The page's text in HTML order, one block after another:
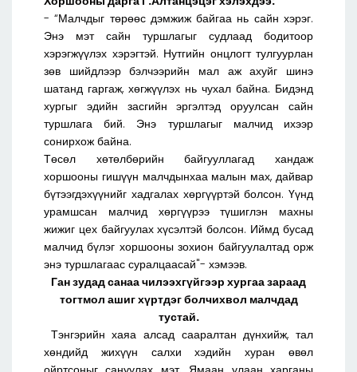
- “Малчдыг төрөөс дэмжиж байгаа нь сайн хэрэг.
Энэ мэт сайн туршлагыг судлаад бодитоор
хэрэгжүүлэх хэрэгтэй. Нутгийн онцлогт тулгуурлан
зөв шийдлээр бэлчээрийн мал аж ахуйг шинэ
шатанд гаргаж, хөгжүүлэх нь чухал байна. Бидэнд
хургыг эдийн засгийн эргэлтэд оруулсан сайн
туршлага бий. Энэ туршлагыг малчид ихээр
сонирхож байна.
Төсөл хөтөлбөрийн байгууллагад хандаж
хоршооны гишүүн малчдынхаа малын мах, дайвар
бүтээгдэхүүнийг хадгалах хөргүүртэй болсон. Үүнд
урамшсан малчид хөргүүрээ түшиглэн махны
жижиг цех байгуулах хүсэлтэй болсон. Иймд бусад
малчид бүлэг хоршооны зохион байгуулалтад орж
энэ туршлагаас суралцаасай"- хэмээв.
Ган зудад санаа чилээхгүйгээр хургаа зараад
тогтмол ашиг хүртдэг болчихвол малчдад
тустай.
Тэнгэрийн хаяа алсад сааралтан дүнхийж, тал
хөндийд жихүүн салхи хэдийн хуран өвөл